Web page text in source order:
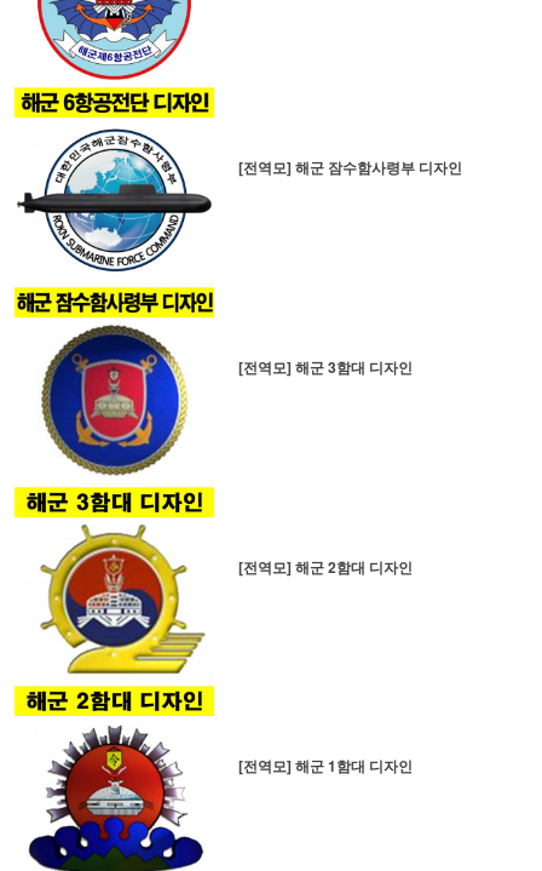
[전역모] 해군 잠수함사령부 디자인
[전역모] 해군 3함대 디자인
[전역모] 해군 2함대 디자인
[전역모] 해군 1함대 디자인